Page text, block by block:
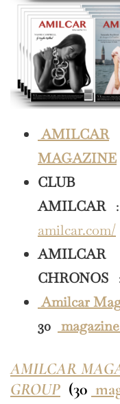
AMILCAR
MAGAZINE
CLUB
AMILCAR :
amilcar.com/
AMILCAR
CHRONOS
Amilcar
30
AMILCAR
GROUP (30